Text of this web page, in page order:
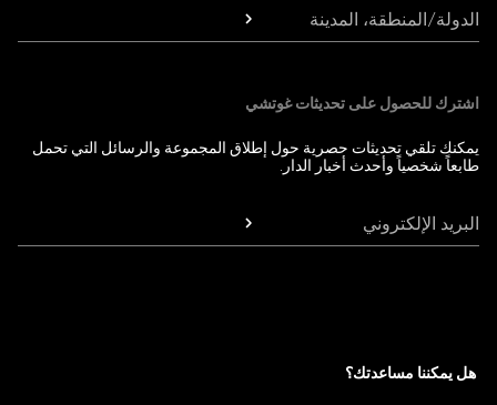
الدولة/المنطقة، المدينة
اشترك للحصول على تحديثات غوتشي
يمكنك تلقي تحديثات حصرية حول إطلاق المجموعة والرسائل التي تحمل
طابعاً شخصياً وأحدث أخبار الدار.
البريد الإلكتروني
هل يمكننا مساعدتك؟